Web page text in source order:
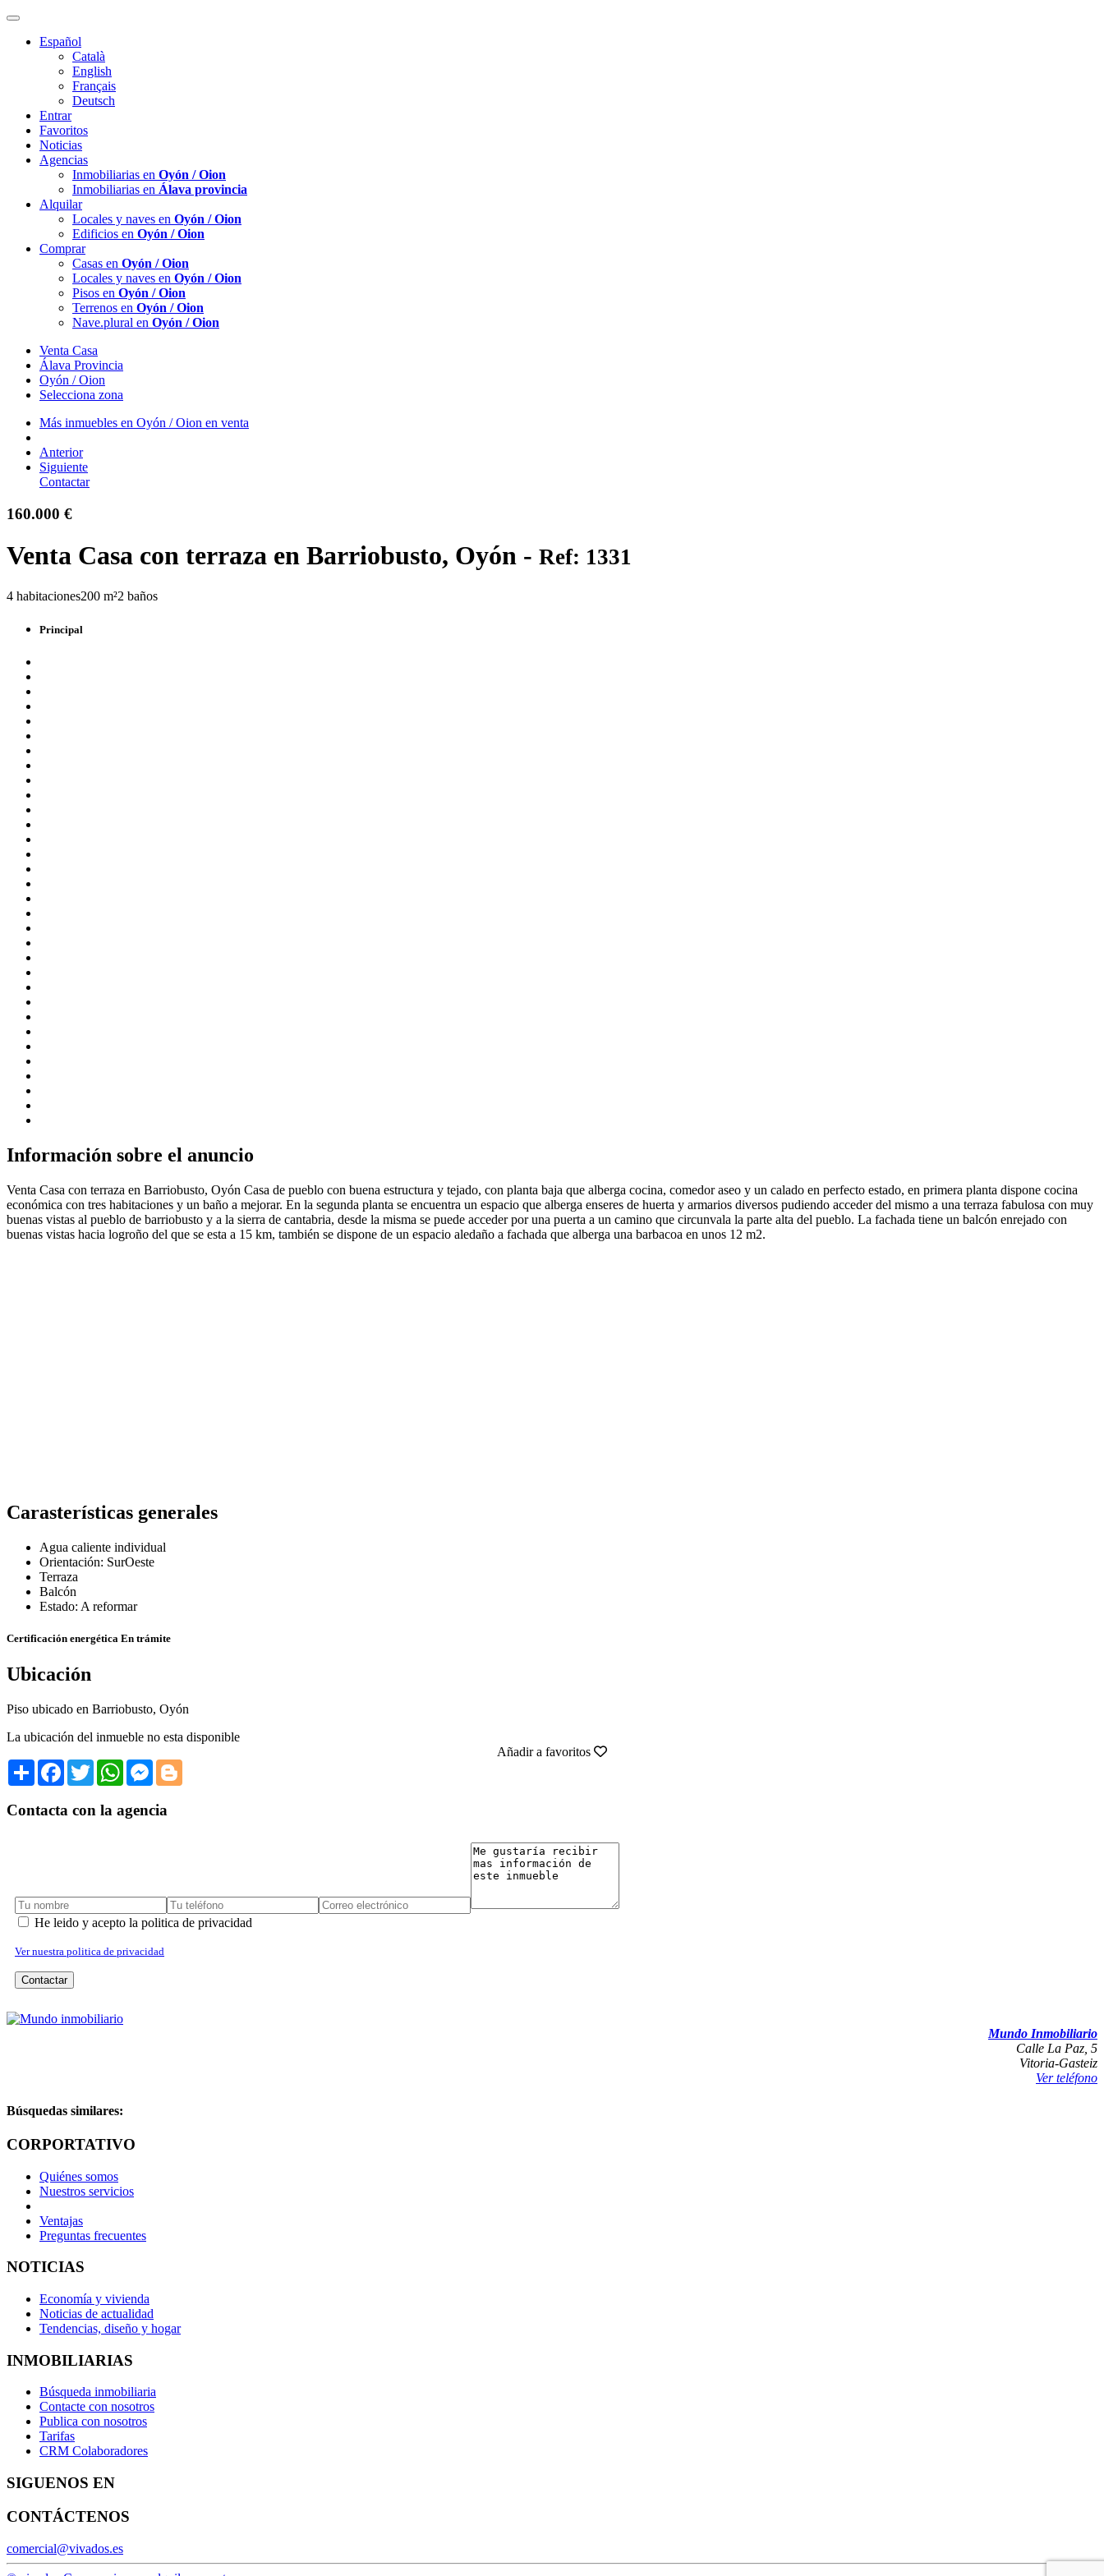
Español
Català
English
Français
Deutsch
Entrar
Favoritos
Noticias
Agencias
Inmobiliarias en Oyón / Oion
Inmobiliarias en Álava provincia
Alquilar
Locales y naves en Oyón / Oion
Edificios en Oyón / Oion
Comprar
Casas en Oyón / Oion
Locales y naves en Oyón / Oion
Pisos en Oyón / Oion
Terrenos en Oyón / Oion
Nave.plural en Oyón / Oion
Venta Casa
Álava Provincia
Oyón / Oion
Selecciona zona
Más inmuebles en Oyón / Oion en venta
Anterior
Siguiente
Contactar
160.000 €
Venta Casa con terraza en Barriobusto, Oyón - Ref: 1331
4 habitaciones200 m²2 baños
Principal
Información sobre el anuncio
Venta Casa con terraza en Barriobusto, Oyón Casa de pueblo con buena estructura y tejado, con planta baja que alberga cocina, comedor aseo y un calado en perfecto estado, en primera planta dispone cocina
económica con tres habitaciones y un baño a mejorar. En la segunda planta se encuentra un espacio que alberga enseres de huerta y armarios diversos pudiendo acceder del mismo a una terraza fabulosa con muy
buenas vistas al pueblo de barriobusto y a la sierra de cantabria, desde la misma se puede acceder por una puerta a un camino que circunvala la parte alta del pueblo. La fachada tiene un balcón enrejado con
buenas vistas hacia logroño del que se esta a 15 km, también se dispone de un espacio aledaño a fachada que alberga una barbacoa en unos 12 m2.
Carasterísticas generales
Agua caliente individual
Orientación: SurOeste
Terraza
Balcón
Estado: A reformar
Certificación energética En trámite
Ubicación
Piso ubicado en Barriobusto, Oyón
La ubicación del inmueble no esta disponible
Añadir a favoritos
Share Facebook
TwitterWhatsAppMessenger
Contacta con la agencia
He leido y acepto la politica de privacidad
Ver nuestra politica de privacidad
Contactar
Mundo Inmobiliario
Calle La Paz, 5
Vitoria-Gasteiz
Ver teléfono
Búsquedas similares:
CORPORTATIVO
Quiénes somos
Nuestros servicios
Ventajas
Preguntas frecuentes
NOTICIAS
Economía y vivienda
Noticias de actualidad
Tendencias, diseño y hogar
INMOBILIARIAS
Búsqueda inmobiliaria
Contacte con nosotros
Publica con nosotros
Tarifas
CRM Colaboradores
SIGUENOS EN
CONTÁCTENOS
comercial@vivados.es